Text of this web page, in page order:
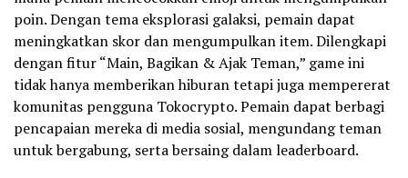
poin. Dengan tema eksplorasi galaksi, pemain dapat
meningkatkan skor dan mengumpulkan item. Dilengkapi
dengan fitur “Main, Bagikan & Ajak Teman,” game ini
tidak hanya memberikan hiburan tetapi juga mempererat
komunitas pengguna Tokocrypto. Pemain dapat berbagi
pencapaian mereka di media sosial, mengundang teman
untuk bergabung, serta bersaing dalam leaderboard.